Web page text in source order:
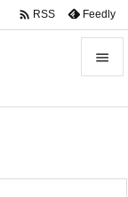


 RSS Feedly